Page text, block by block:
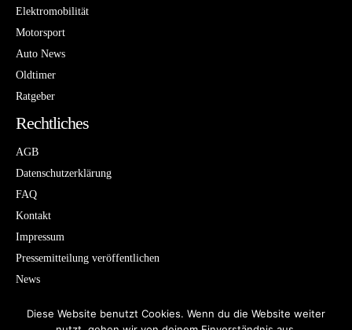
Elektromobilität
Motorsport
Auto News
Oldtimer
Ratgeber
Rechtliches
AGB
Datenschutzerklärung
FAQ
Kontakt
Impressum
Pressemitteilung veröffentlichen
News
Diese Website benutzt Cookies. Wenn du die Website weiter